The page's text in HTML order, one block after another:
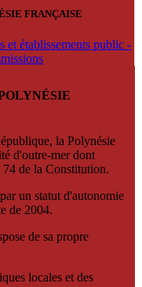
FRANÇAISE
et établissements public -
la Polynésie
d'outre-mer dont
de la Constitution.
un statut d'autonomie
de 2004.
de sa propre
locales et des